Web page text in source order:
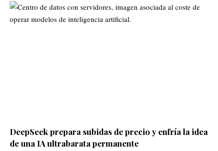
DeepSeek prepara subidas de precio y enfría la idea
de una IA ultrabarata permanente